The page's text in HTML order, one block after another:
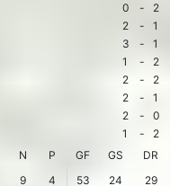
0 -
2
2 -
1
3 -
1
1 -
2
2 -
2
2 -
1
2 -
0
1 -
2
N P GF GS
DR
9 4 53 24 29